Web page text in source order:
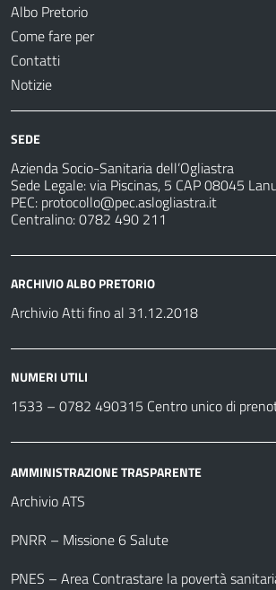
Albo Pretorio
Come fare per
Contatti
Notizie
SEDE
Azienda Socio-Sanitaria dell’Ogliastra
Sede Legale: via Piscinas, 5 CAP 08045
PEC: protocollo@pec.aslogliastra.it
Centralino: 0782 490 211
ARCHIVIO ALBO PRETORIO
Archivio Atti fino al 31.12.2018
NUMERI UTILI
1533 – 0782 490315 Centro unico di
AMMINISTRAZIONE TRASPARENTE
Archivio ATS
PNRR – Missione 6 Salute
PNES – Area Contrastare la povertà